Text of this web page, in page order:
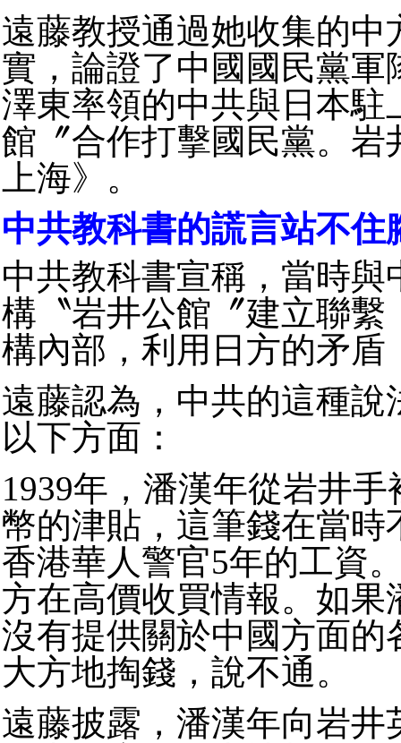
遠藤教授通過她收集的
實，論證了中國國民黨
澤東率領的中共與日本
館〞合作打擊國民黨。
上海》。
中共教科書的謊言站不住
中共教科書宣稱，當時
構〝岩井公館〞建立聯
構內部，利用日方的矛
遠藤認為，中共的這種
以下方面：
1939年，潘漢年從岩井
幣的津貼，這筆錢在當
香港華人警官5年的工資
方在高價收買情報。如
沒有提供關於中國方面
大方地掏錢，說不通。
遠藤披露，潘漢年向岩